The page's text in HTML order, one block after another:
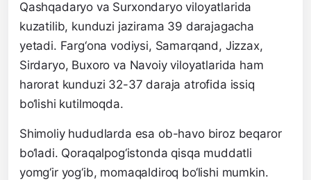
Qashqadaryo va Surxondaryo viloyatlarida
kuzatilib, kunduzi jazirama 39 darajagacha
yetadi. Farg‘ona vodiysi, Samarqand, Jizzax,
Sirdaryo, Buxoro va Navoiy viloyatlarida ham
harorat kunduzi 32-37 daraja atrofida issiq
bo‘lishi kutilmoqda.
Shimoliy hududlarda esa ob-havo biroz beqaror
bo‘ladi. Qoraqalpog‘istonda qisqa muddatli
yomg‘ir yog‘ib, momaqaldiroq bo‘lishi mumkin.